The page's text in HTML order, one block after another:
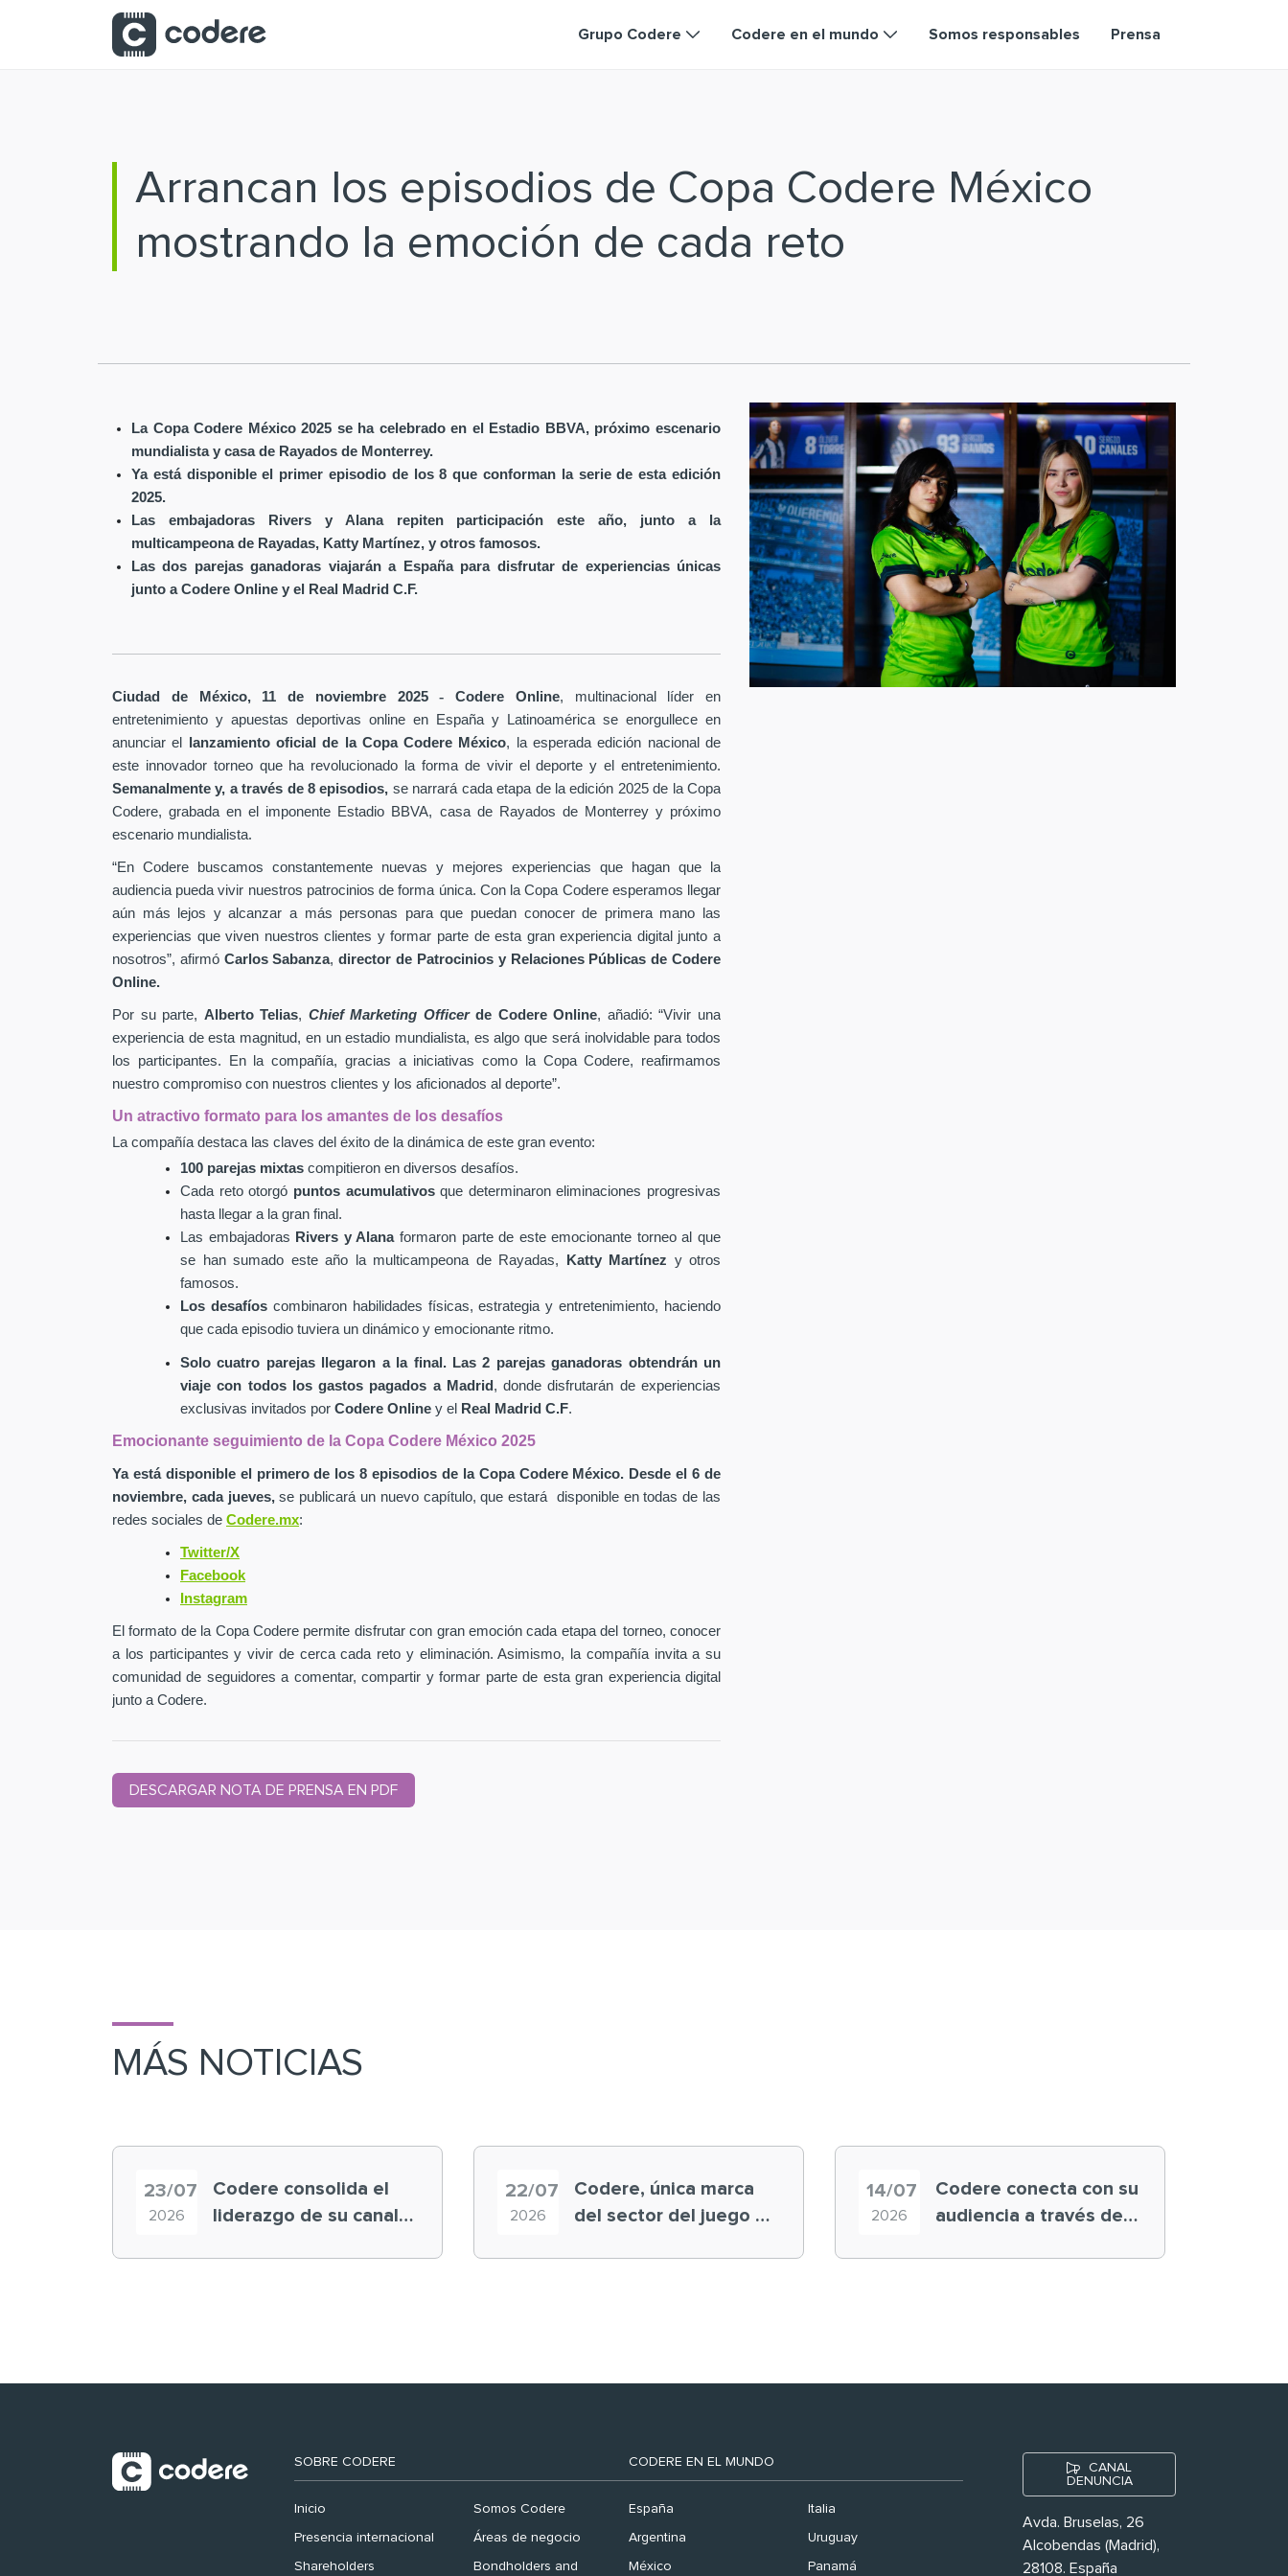
Saltar al contenido principal
Grupo Codere Codere en el mundo Somos responsables Prensa
Arrancan los episodios de Copa Codere México
mostrando la emoción de cada reto
La Copa Codere México 2025 se ha celebrado en el Estadio BBVA, próximo escenario
mundialista y casa de Rayados de Monterrey.
Ya está disponible el primer episodio de los 8 que conforman la serie de esta edición
2025.
Las embajadoras Rivers y Alana repiten participación este año, junto a la
multicampeona de Rayadas, Katty Martínez, y otros famosos.
Las dos parejas ganadoras viajarán a España para disfrutar de experiencias únicas
junto a Codere Online y el Real Madrid C.F.
Ciudad de México, 11 de noviembre 2025- Codere Online, multinacional líder en
entretenimiento y apuestas deportivas online en España y Latinoamérica se enorgullece en
anunciar el
lanzamiento oficial de la Copa Codere México, la esperada edición nacional de
este innovador torneo que ha revolucionado la forma de vivir el deporte y el entretenimiento.
Semanalmente y, a través de 8 episodios, se narrará cada etapa de la edición 2025 de la Copa
Codere, grabada en el imponente Estadio BBVA, casa de Rayados de Monterrey y próximo
escenario mundialista.
“En Codere buscamos constantemente nuevas y mejores experiencias que hagan que la
audiencia pueda vivir nuestros patrocinios de forma única. Con la Copa Codere esperamos llegar
aún más lejos y alcanzar a más personas para que puedan conocer de primera mano las
experiencias que viven nuestros clientes y formar parte de esta gran experiencia digital junto a
nosotros”, afirmó Carlos Sabanza,director de Patrocinios y Relaciones Públicas de Codere
Online.
Por su parte, Alberto Telias, Chief Marketing Officerde Codere Online, añadió: “Vivir una
experiencia de esta magnitud, en un estadio mundialista, es algo que será inolvidable para todos
los participantes. En la compañía, gracias a iniciativas como la Copa Codere, reafirmamos
nuestro compromiso con nuestros clientes y los aficionados al deporte”.
Un atractivo formato para los amantes de los desafíos
La compañía destaca las claves del éxito de la dinámica de este gran evento:
100 parejas mixtas compitieron en diversos desafíos.
Cada reto otorgó puntos acumulativosque determinaron eliminaciones progresivas
hasta llegar a la gran final.
Las embajadoras Rivers y Alanaformaron parte de este emocionante torneo al que
se han sumado este año la multicampeona de Rayadas,
Katty Martínez y otros
famosos.
Los desafíoscombinaron habilidades físicas, estrategia y entretenimiento, haciendo
que cada episodio tuviera un dinámico y emocionante ritmo.
Solo cuatro parejas llegaron a la final. Las 2 parejas ganadoras obtendrán un
viaje con todos los gastos pagados a Madrid , donde disfrutarán de experiencias
exclusivas invitados por Codere Online y el Real Madrid C.F.
Emocionante seguimiento de la Copa Codere México 2025
Ya está disponible el primero de los 8 episodios de la Copa Codere México. Desde el 6 de
noviembre, cada jueves,se publicará un nuevo capítulo, que estará disponible en todas de las
redes sociales de Codere.mx:
Twitter/X
Facebook
Instagram
El formato de la Copa Codere permite disfrutar con gran emoción cada etapa del torneo, conocer
a los participantes y vivir de cerca cada reto y eliminación. Asimismo, la compañía invita a su
comunidad de seguidores a comentar, compartir y formar parte de esta gran experiencia digital
junto a Codere.
DESCARGAR NOTA DE PRENSA EN PDF
MÁS NOTICIAS
23/07
2026
Codere consolida el
liderazgo de su canal
22/07
2026
Codere, única marca
del sector del juego en
14/07
2026
Codere conecta con su
audiencia a través de
SOBRE CODERE
Inicio Somos Codere
Presencia internacional Áreas de negocio
Shareholders Bondholders and
CODERE EN EL MUNDO
España Italia
Argentina Uruguay
México Panamá
CANAL
DENUNCIA
Avda. Bruselas, 26
Alcobendas (Madrid),
28108. España